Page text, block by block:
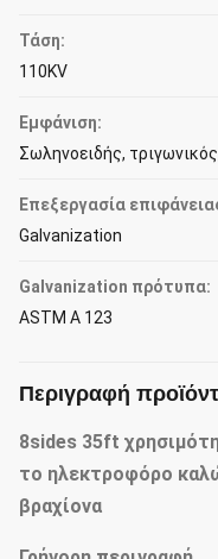
Τάση:
110KV
Εμφάνιση:
Σωληνοειδής,
Επεξεργασία
Galvanization
Galvanization πρότυπα:
ASTM Α 123
Περιγραφή
8sides 35ft
το ηλεκτροφόρο
βραχίονα